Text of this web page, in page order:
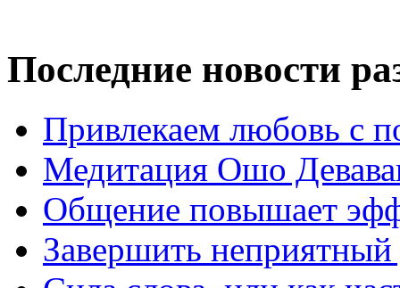
Последние новости
Привлекаем любовь с
Медитация Ошо
Общение повышает
Завершить